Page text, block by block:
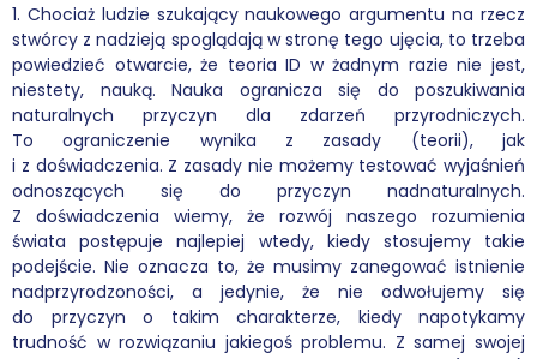
1. Chociaż ludzie szukający naukowego argumentu na rzecz
stwórcy z nadzieją spoglądają w stronę tego ujęcia, to trzeba
powiedzieć otwarcie, że teoria ID w żadnym razie nie jest,
niestety, nauką. Nauka ogranicza się do poszukiwania
naturalnych przyczyn dla zdarzeń przyrodniczych.
To ograniczenie wynika z zasady (teorii), jak
i z doświadczenia. Z zasady nie możemy testować wyjaśnień
odnoszących się do przyczyn nadnaturalnych.
Z doświadczenia wiemy, że rozwój naszego rozumienia
świata postępuje najlepiej wtedy, kiedy stosujemy takie
podejście. Nie oznacza to, że musimy zanegować istnienie
nadprzyrodzoności, a jedynie, że nie odwołujemy się
do przyczyn o takim charakterze, kiedy napotykamy
trudność w rozwiązaniu jakiegoś problemu. Z samej swojej